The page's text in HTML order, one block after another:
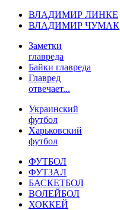
ВЛАДИМИР ЛИНКЕ
ВЛАДИМИР ЧУМАК
Заметки
главреда
Байки главреда
Главред
отвечает...
Украинский
футбол
Харьковский
футбол
ФУТБОЛ
ФУТЗАЛ
БАСКЕТБОЛ
ВОЛЕЙБОЛ
ХОККЕЙ